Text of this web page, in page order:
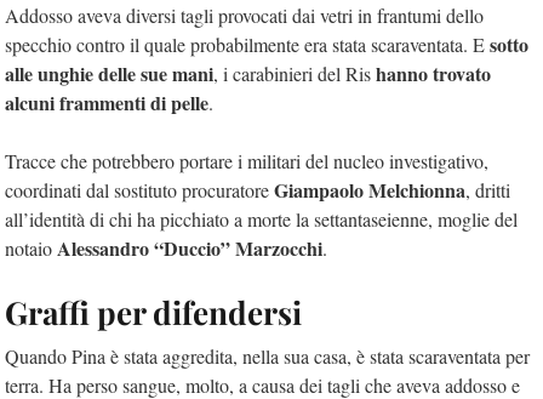
Addosso aveva diversi tagli provocati dai vetri in frantumi dello
specchio contro il quale probabilmente era stata scaraventata. Esotto
alle unghie delle sue mani, i carabinieri del Rishanno trovato
alcuni frammenti di pelle.
Tracce che potrebbero portare i militari del nucleo investigativo,
coordinati dal sostituto procuratoreGiampaolo Melchionna, dritti
all’identità di chi ha picchiato a morte la settantaseienne, moglie del
notaioAlessandro “Duccio” Marzocchi.
Graffi per difendersi
Quando Pina è stata aggredita, nella sua casa, è stata scaraventata per
terra. Ha perso sangue, molto, a causa dei tagli che aveva addosso e